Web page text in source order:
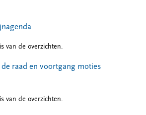
van de overzichten.
de raad en voortgang moties
van de overzichten.